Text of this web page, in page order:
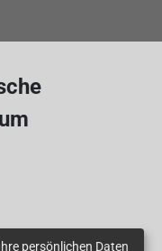
persönlichen Daten